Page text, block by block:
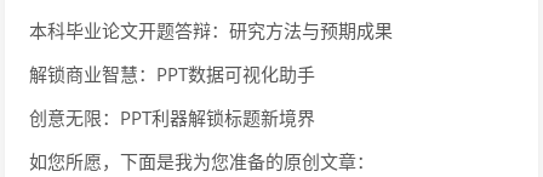
本科毕业论文开题答辩：研究方法与预期成果
解锁商业智慧：PPT数据可视化助手
创意无限：PPT利器解锁标题新境界
如您所愿，下面是我为您准备的原创文章：